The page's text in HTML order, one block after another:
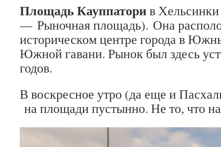
Площадь Кауппаторив
— Рыночная площадь). Она
историческом центре города в
Южной гавани. Рынок был здесь
годов.
В воскресное утро (да еще и
на площади пустынно. Не то, что